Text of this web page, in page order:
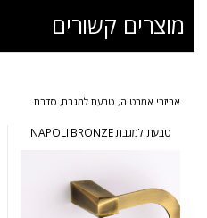
מוצרים קשורים
אביזרי אמבטיה, טבעת למגבת, סדרת
טבעת למגבת NAPOLI BRONZE